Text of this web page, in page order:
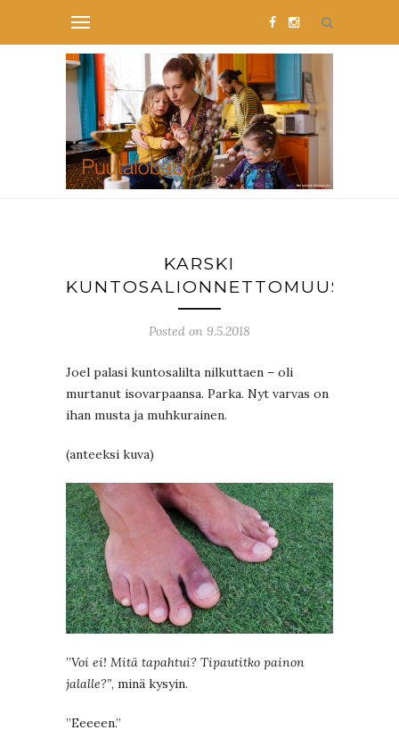
KARSKI
KUNTOSALIONNETTOMUUS
Posted on 9.5.2018
Joel palasi kuntosalilta nilkuttaen – oli
murtanut isovarpaansa. Parka. Nyt varvas on
ihan musta ja muhkurainen.
(anteeksi kuva)
”Voi ei! Mitä tapahtui? Tipautitko painon
jalalle?”, minä kysyin.
”Eeeeen.”